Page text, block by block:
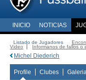
INICIO NOTICIAS
Listado de Jugadores
Video
Informanos de fallos o
Michel Diederich
Profile Clubes